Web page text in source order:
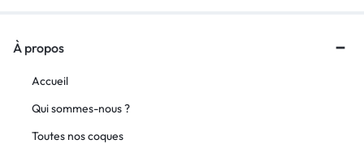
À propos
Accueil
Qui sommes-nous ?
Toutes nos coques